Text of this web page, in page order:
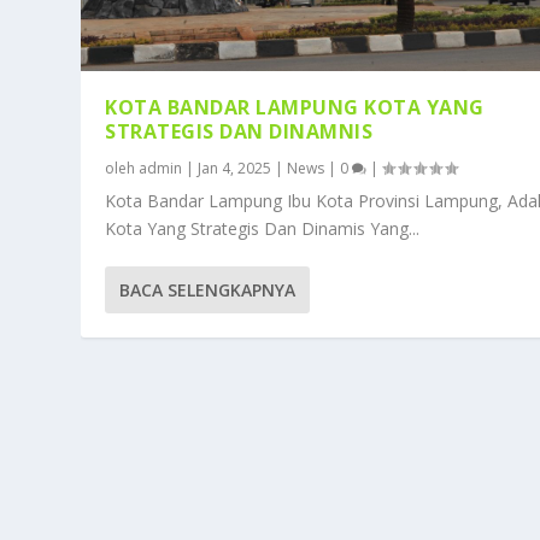
KOTA BANDAR LAMPUNG KOTA YANG
STRATEGIS DAN DINAMNIS
oleh admin | Jan 4, 2025 | News | 0 |
Kota Bandar Lampung Ibu Kota Provinsi Lampung,
Kota Yang Strategis Dan Dinamis Yang...
BACA SELENGKAPNYA